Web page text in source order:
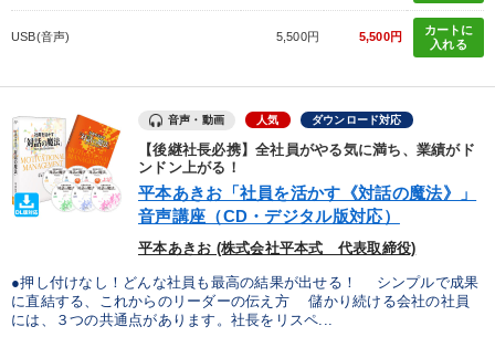
USB(音声) 5,500円 5,500円
カートに
入れる
音声・動画 人気 ダウンロード対応
【後継社長必携】全社員がやる気に満ち、業績がド
ンドン上がる！
平本あきお「社員を活かす《対話の魔法》」
音声講座（CD・デジタル版対応）
平本あきお (株式会社平本式 代表取締役)
●押し付けなし！どんな社員も最高の結果が出せる！ シンプルで成果
に直結する、これからのリーダーの伝え方 儲かり続ける会社の社員
には、３つの共通点があります。社長をリスペ...